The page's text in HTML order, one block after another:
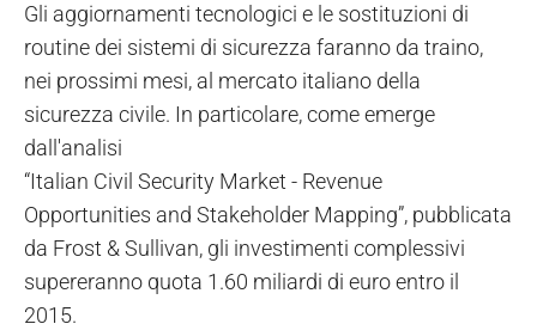
Gli aggiornamenti tecnologici e le sostituzioni di
routine dei sistemi di sicurezza faranno da traino,
nei prossimi mesi, al mercato italiano della
sicurezza civile. In particolare, come emerge
dall'analisi
“Italian Civil Security Market - Revenue
Opportunities and Stakeholder Mapping”, pubblicata
da Frost & Sullivan, gli investimenti complessivi
supereranno quota 1.60 miliardi di euro entro il
2015.